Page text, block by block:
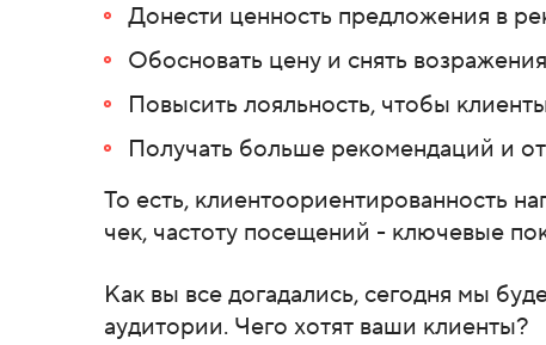
Донести ценность предложения в
Обосновать цену и снять возражения
Повысить лояльность, чтобы
Получать больше рекомендаций и
То есть, клиентоориентированность
чек, частоту посещений - ключевые
Как вы все догадались, сегодня мы
аудитории. Чего хотят ваши клиенты?